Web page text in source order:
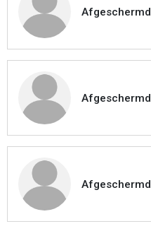
Afgeschermd
Afgeschermd
Afgeschermd